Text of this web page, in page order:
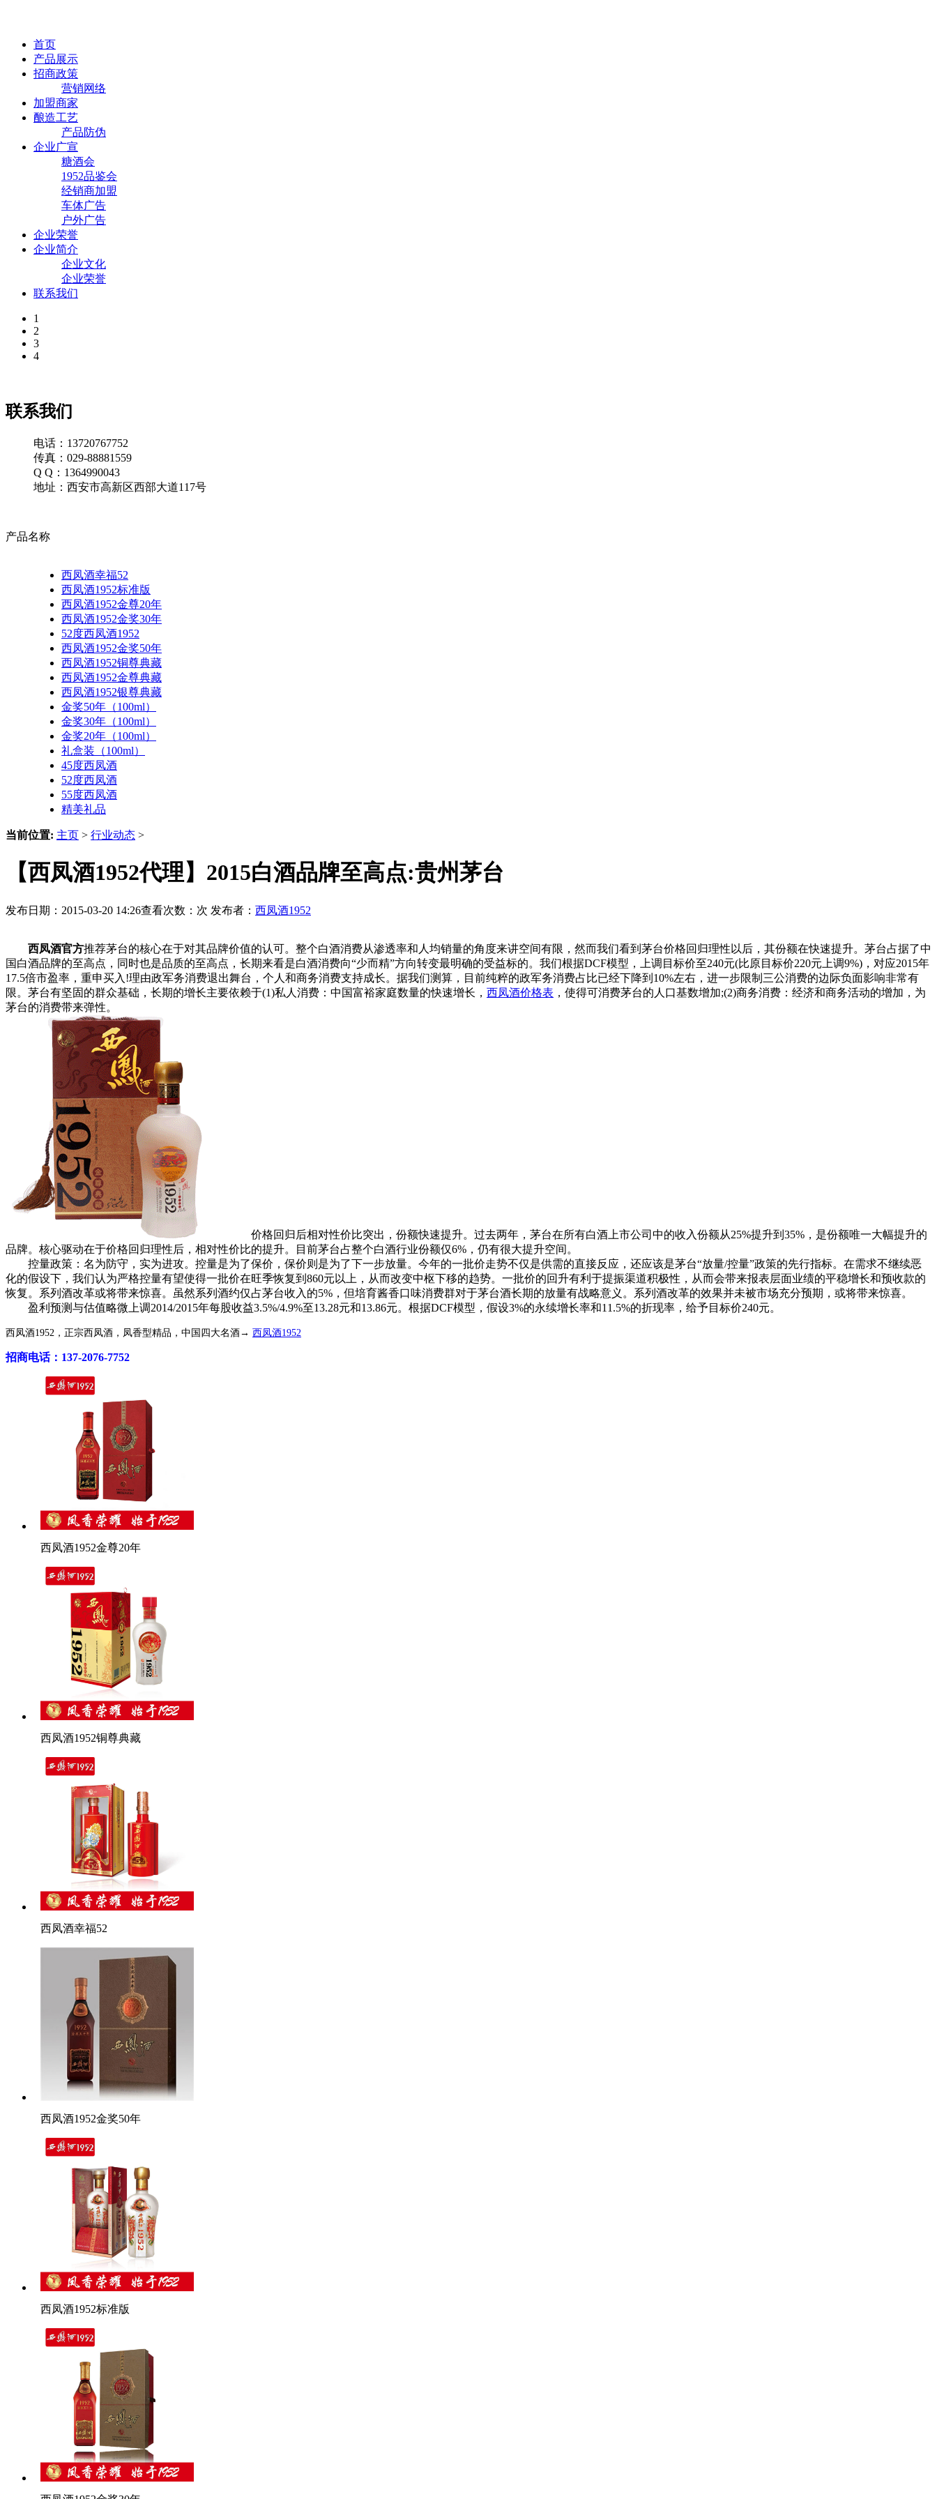
首页
产品展示
招商政策
营销网络
加盟商家
酿造工艺
产品防伪
企业广宣
糖酒会
1952品鉴会
经销商加盟
车体广告
户外广告
企业荣誉
企业简介
企业文化
企业荣誉
联系我们
1
2
3
4
联系我们
电话：13720767752
传真：029-88881559
Q Q：1364990043
地址：西安市高新区西部大道117号
产品名称
西凤酒幸福52
西凤酒1952标准版
西凤酒1952金尊20年
西凤酒1952金奖30年
52度西凤酒1952
西凤酒1952金奖50年
西凤酒1952铜尊典藏
西凤酒1952金尊典藏
西凤酒1952银尊典藏
金奖50年（100ml）
金奖30年（100ml）
金奖20年（100ml）
礼盒装（100ml）
45度西凤酒
52度西凤酒
55度西凤酒
精美礼品
当前位置: 主页 > 行业动态 >
【西凤酒1952代理】2015白酒品牌至高点:贵州茅台
发布日期：2015-03-20 14:26查看次数： 次 发布者： 西凤酒1952
西凤酒官方推荐茅台的核心在于对其品牌价值的认可。整个白酒消费从渗透率和人均销量的角度来讲空间有限，然而我们看到茅台价格回归理性以后，其份额在快速提升。茅台占据了中
国白酒品牌的至高点，同时也是品质的至高点，长期来看是白酒消费向“少而精”方向转变最明确的受益标的。我们根据DCF模型，上调目标价至240元(比原目标价220元上调9%)，对应2015年
17.5倍市盈率，重申买入!理由政军务消费退出舞台，个人和商务消费支持成长。据我们测算，目前纯粹的政军务消费占比已经下降到10%左右，进一步限制三公消费的边际负面影响非常有
限。茅台有坚固的群众基础，长期的增长主要依赖于(1)私人消费：中国富裕家庭数量的快速增长， 西凤酒价格表 ，使得可消费茅台的人口基数增加;(2)商务消费：经济和商务活动的增加，为
茅台的消费带来弹性。
价格回归后相对性价比突出，份额快速提升。过去两年，茅台在所有白酒上市公司中的收入份额从25%提升到35%，是份额唯一大幅提升的
品牌。核心驱动在于价格回归理性后，相对性价比的提升。目前茅台占整个白酒行业份额仅6%，仍有很大提升空间。
控量政策：名为防守，实为进攻。控量是为了保价，保价则是为了下一步放量。今年的一批价走势不仅是供需的直接反应，还应该是茅台“放量/控量”政策的先行指标。在需求不继续恶
化的假设下，我们认为严格控量有望使得一批价在旺季恢复到860元以上，从而改变中枢下移的趋势。一批价的回升有利于提振渠道积极性，从而会带来报表层面业绩的平稳增长和预收款的
恢复。系列酒改革或将带来惊喜。虽然系列酒约仅占茅台收入的5%，但培育酱香口味消费群对于茅台酒长期的放量有战略意义。系列酒改革的效果并未被市场充分预期，或将带来惊喜。
盈利预测与估值略微上调2014/2015年每股收益3.5%/4.9%至13.28元和13.86元。根据DCF模型，假设3%的永续增长率和11.5%的折现率，给予目标价240元。
西凤酒1952，正宗西凤酒，凤香型精品，中国四大名酒→ 西凤酒1952
招商电话：137-2076-7752
西凤酒1952金尊20年
西凤酒1952铜尊典藏
西凤酒幸福52
西凤酒1952金奖50年
西凤酒1952标准版